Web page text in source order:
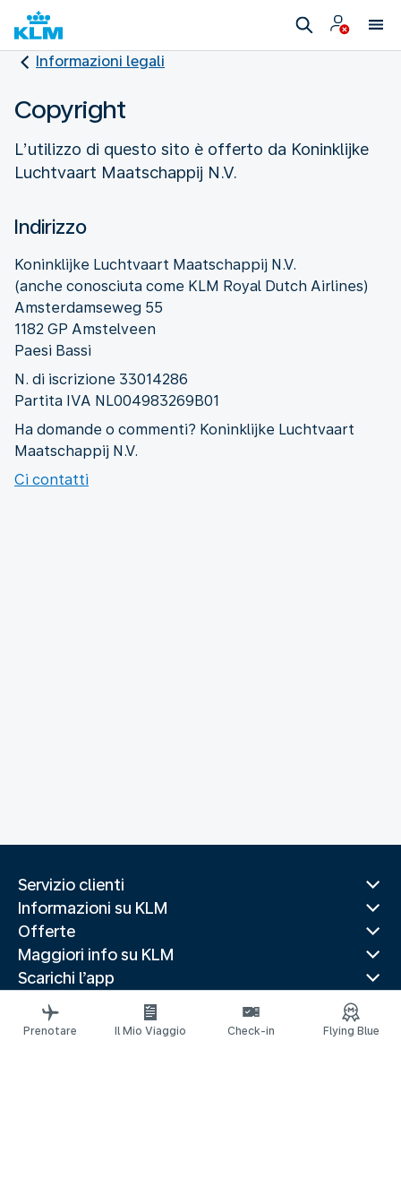
Informazioni legali
Copyright
L’utilizzo di questo sito è offerto da Koninklijke
Luchtvaart Maatschappij N.V.
Indirizzo
Koninklijke Luchtvaart Maatschappij N.V.
(anche conosciuta come KLM Royal Dutch Airlines)
Amsterdamseweg 55
1182 GP Amstelveen
Paesi Bassi
N. di iscrizione 33014286
Partita IVA NL004983269B01
Ha domande o commenti? Koninklijke Luchtvaart
Maatschappij N.V.
Ci contatti
Servizio clienti
Informazioni su KLM
Offerte
Maggiori info su KLM
Scarichi l’app
Siti web correlati
Guide di viaggio
Prenotare Il Mio Viaggio Check-in Flying Blue